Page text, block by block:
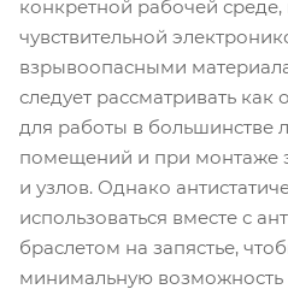
конкретной рабочей
чувствительной
взрывоопасными
следует рассматривать
для работы в большинстве
помещений и при монтаже
и узлов. Однако
использоваться вместе с
браслетом на запястье,
минимальную возможность